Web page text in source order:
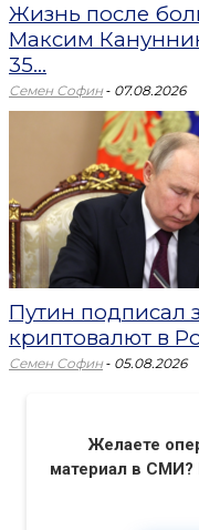
Жизнь после
Максим
35...
Семен Софин - 07.08.2026
Путин подписал
криптовалют в
Семен Софин - 05.08.2026
Желаете
материал в СМИ?